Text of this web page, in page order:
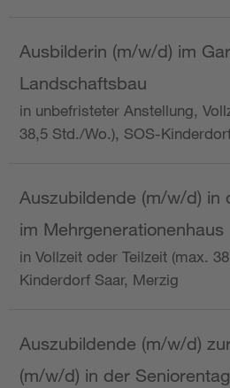
Ausbilderin (m/w/d) im
Landschaftsbau
in unbefristeter Anstellung,
38,5 Std./Wo.), SOS-
Auszubildende (m/w/d) in
im Mehrgenerationenhaus
in Vollzeit oder Teilzeit (max.
Kinderdorf Saar, Merzig
Auszubildende (m/w/d)
(m/w/d) in der